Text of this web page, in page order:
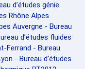
d’études génie
Rhône Alpes
Auvergne - Bureau
d’études fluides
Ferrand - Bureau
- Bureau d’études